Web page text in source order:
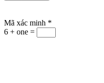
Mã xác minh *
6 + one =